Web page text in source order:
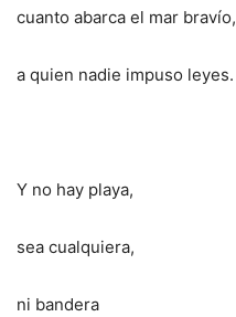
cuanto abarca el mar bravío,
a quien nadie impuso leyes.
Y no hay playa,
sea cualquiera,
ni bandera